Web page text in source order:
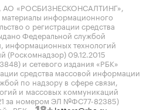
«РОСБИЗНЕСКОНСАЛТИНГ»,
материалы информационного
о регистрации средства
Федеральной службой
информационных технологий
(Роскомнадзор) 09.12.2015
и сетевого издания «РБК»
средства массовой информации
по надзору в сфере связи,
и массовых коммуникаций
за номером ЭЛ №ФС77-82385)